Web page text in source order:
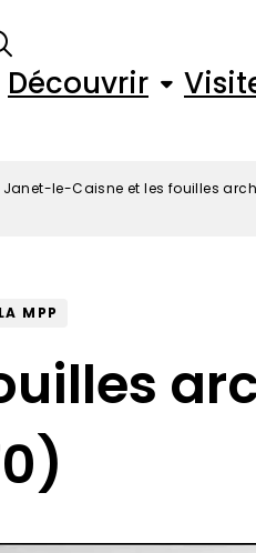
Découvrir
Janet-le-Caisne et les fouilles
MPP